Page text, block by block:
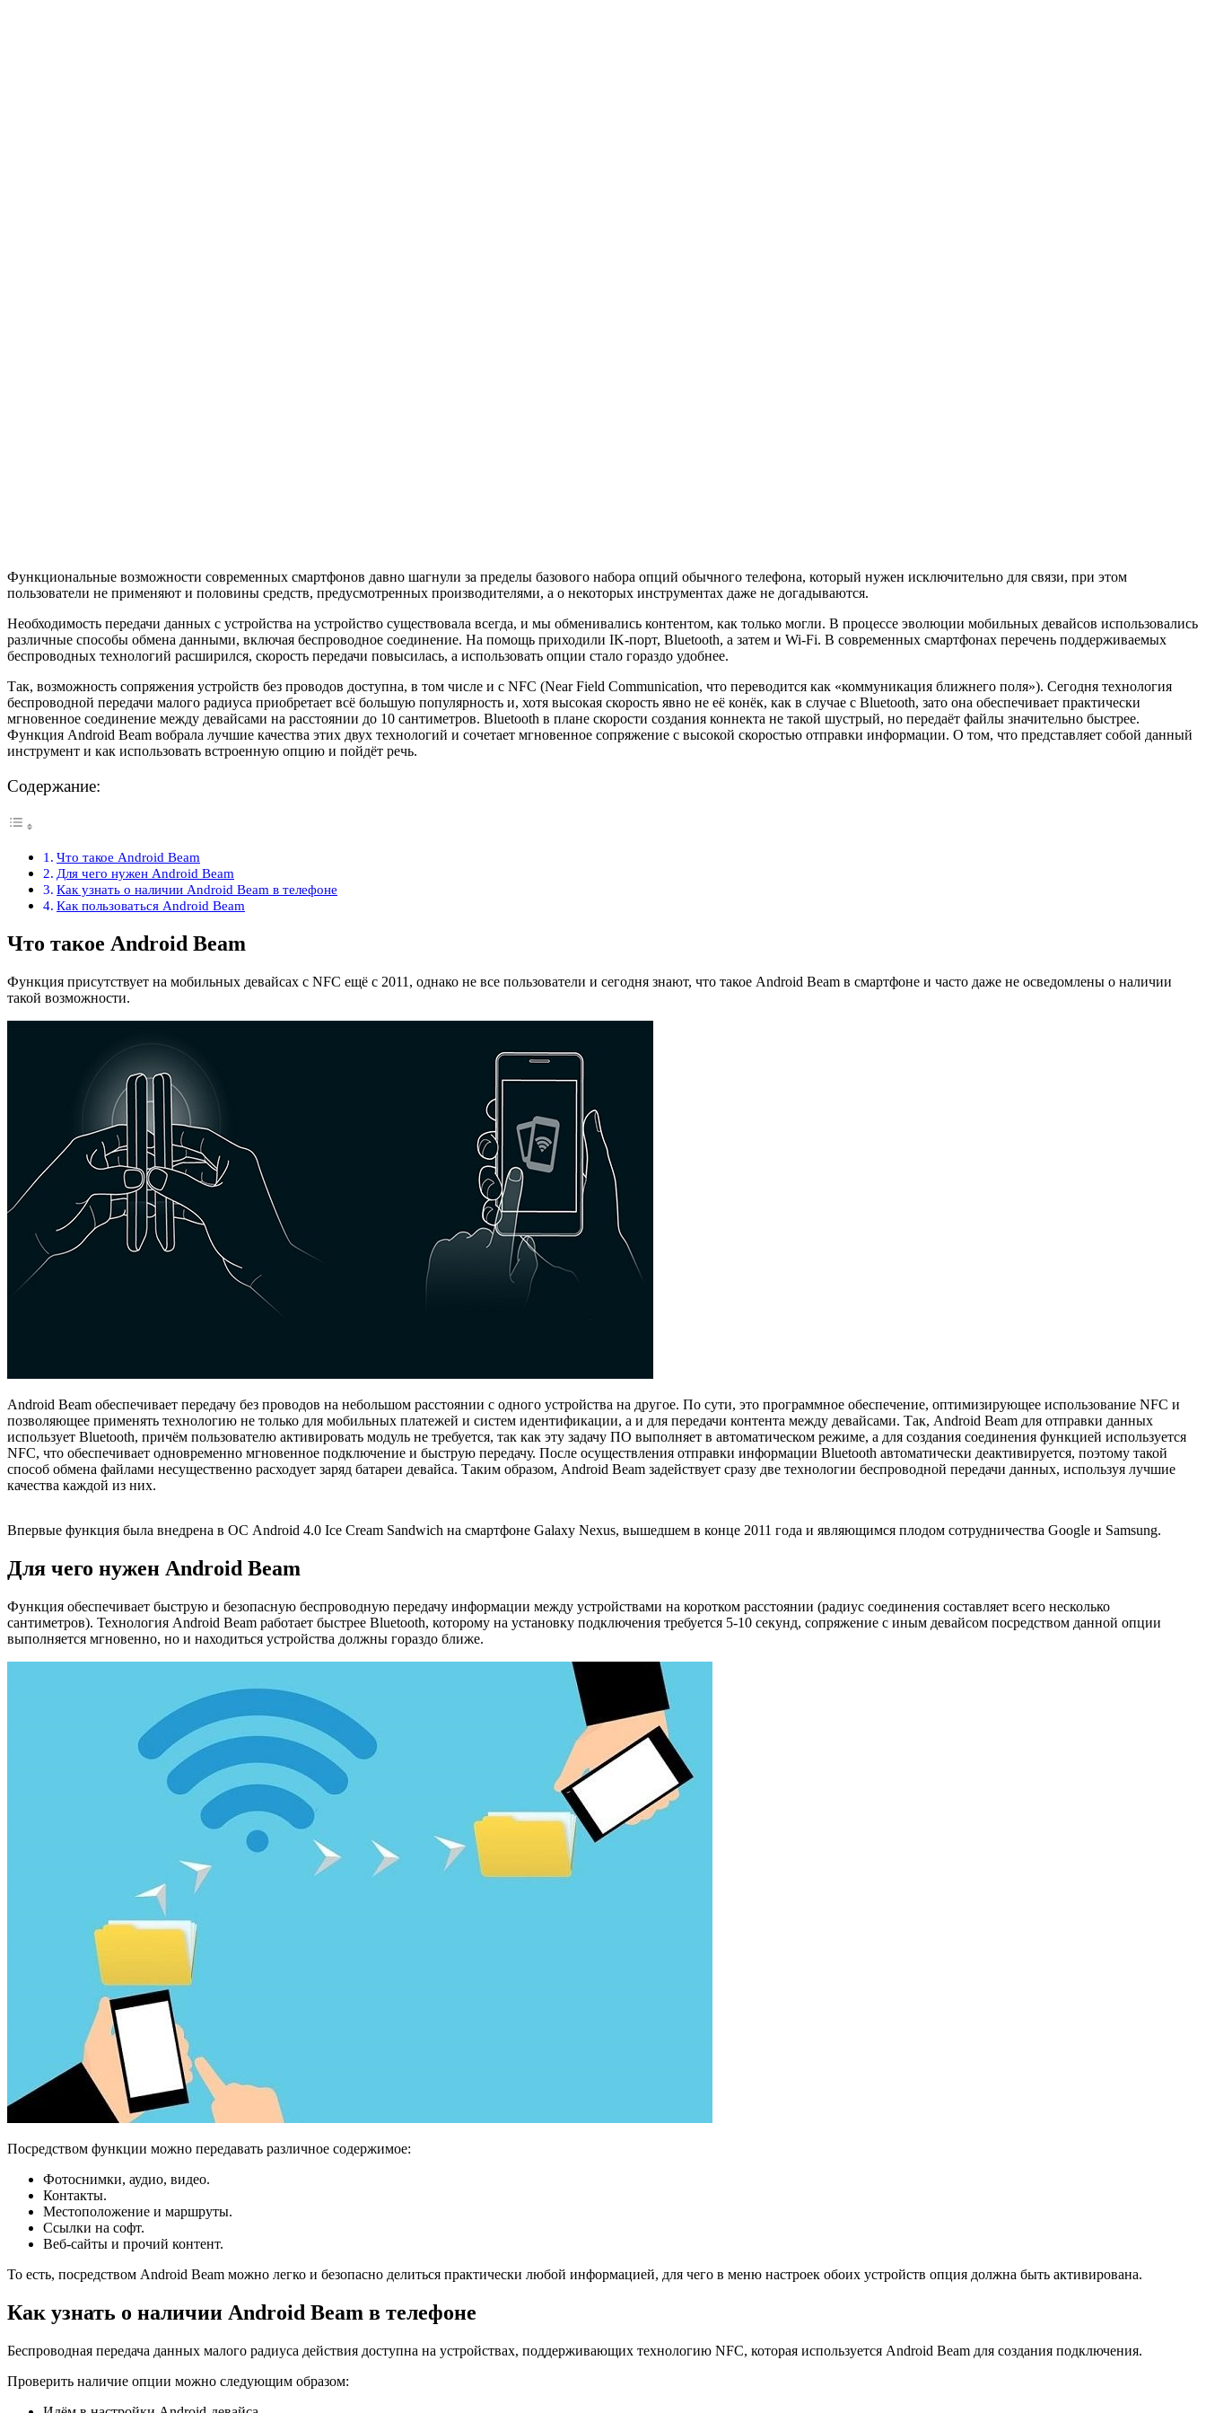
Функциональные возможности современных смартфонов давно шагнули за пределы базового набора опций обычного телефона, который нужен исключительно для связи, при этом
пользователи не применяют и половины средств, предусмотренных производителями, а о некоторых инструментах даже не догадываются.
Необходимость передачи данных с устройства на устройство существовала всегда, и мы обменивались контентом, как только могли. В процессе эволюции мобильных девайсов использовались
различные способы обмена данными, включая беспроводное соединение. На помощь приходили IK-порт, Bluetooth, а затем и Wi-Fi. В современных смартфонах перечень поддерживаемых
беспроводных технологий расширился, скорость передачи повысилась, а использовать опции стало гораздо удобнее.
Так, возможность сопряжения устройств без проводов доступна, в том числе и с NFC (Near Field Communication, что переводится как «коммуникация ближнего поля»). Сегодня технология
беспроводной передачи малого радиуса приобретает всё большую популярность и, хотя высокая скорость явно не её конёк, как в случае с Bluetooth, зато она обеспечивает практически
мгновенное соединение между девайсами на расстоянии до 10 сантиметров. Bluetooth в плане скорости создания коннекта не такой шустрый, но передаёт файлы значительно быстрее.
Функция Android Beam вобрала лучшие качества этих двух технологий и сочетает мгновенное сопряжение с высокой скоростью отправки информации. О том, что представляет собой данный
инструмент и как использовать встроенную опцию и пойдёт речь.
Содержание:
Что такое Android Beam
Для чего нужен Android Beam
Как узнать о наличии Android Beam в телефоне
Как пользоваться Android Beam
Что такое Android Beam
Функция присутствует на мобильных девайсах с NFC ещё с 2011, однако не все пользователи и сегодня знают, что такое Android Beam в смартфоне и часто даже не осведомлены о наличии
такой возможности.
Android Beam обеспечивает передачу без проводов на небольшом расстоянии с одного устройства на другое. По сути, это программное обеспечение, оптимизирующее использование NFC и
позволяющее применять технологию не только для мобильных платежей и систем идентификации, а и для передачи контента между девайсами. Так, Android Beam для отправки данных
использует Bluetooth, причём пользователю активировать модуль не требуется, так как эту задачу ПО выполняет в автоматическом режиме, а для создания соединения функцией используется
NFC, что обеспечивает одновременно мгновенное подключение и быструю передачу. После осуществления отправки информации Bluetooth автоматически деактивируется, поэтому такой
способ обмена файлами несущественно расходует заряд батареи девайса. Таким образом, Android Beam задействует сразу две технологии беспроводной передачи данных, используя лучшие
качества каждой из них.
Впервые функция была внедрена в ОС Android 4.0 Ice Cream Sandwich на смартфоне Galaxy Nexus, вышедшем в конце 2011 года и являющимся плодом сотрудничества Google и Samsung.
Для чего нужен Android Beam
Функция обеспечивает быструю и безопасную беспроводную передачу информации между устройствами на коротком расстоянии (радиус соединения составляет всего несколько
сантиметров). Технология Android Beam работает быстрее Bluetooth, которому на установку подключения требуется 5-10 секунд, сопряжение с иным девайсом посредством данной опции
выполняется мгновенно, но и находиться устройства должны гораздо ближе.
Посредством функции можно передавать различное содержимое:
Фотоснимки, аудио, видео.
Контакты.
Местоположение и маршруты.
Ссылки на софт.
Веб-сайты и прочий контент.
То есть, посредством Android Beam можно легко и безопасно делиться практически любой информацией, для чего в меню настроек обоих устройств опция должна быть активирована.
Как узнать о наличии Android Beam в телефоне
Беспроводная передача данных малого радиуса действия доступна на устройствах, поддерживающих технологию NFC, которая используется Android Beam для создания подключения.
Проверить наличие опции можно следующим образом: